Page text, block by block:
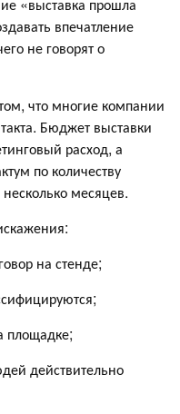
впечатление
не говорят о
что многие компании
Бюджет выставки
расход, а
по количеству
месяцев.
на стенде;
площадке;
действительно